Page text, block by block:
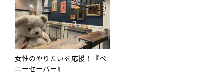
女性のやりたいを応援！『ペ
ニーセーバー』